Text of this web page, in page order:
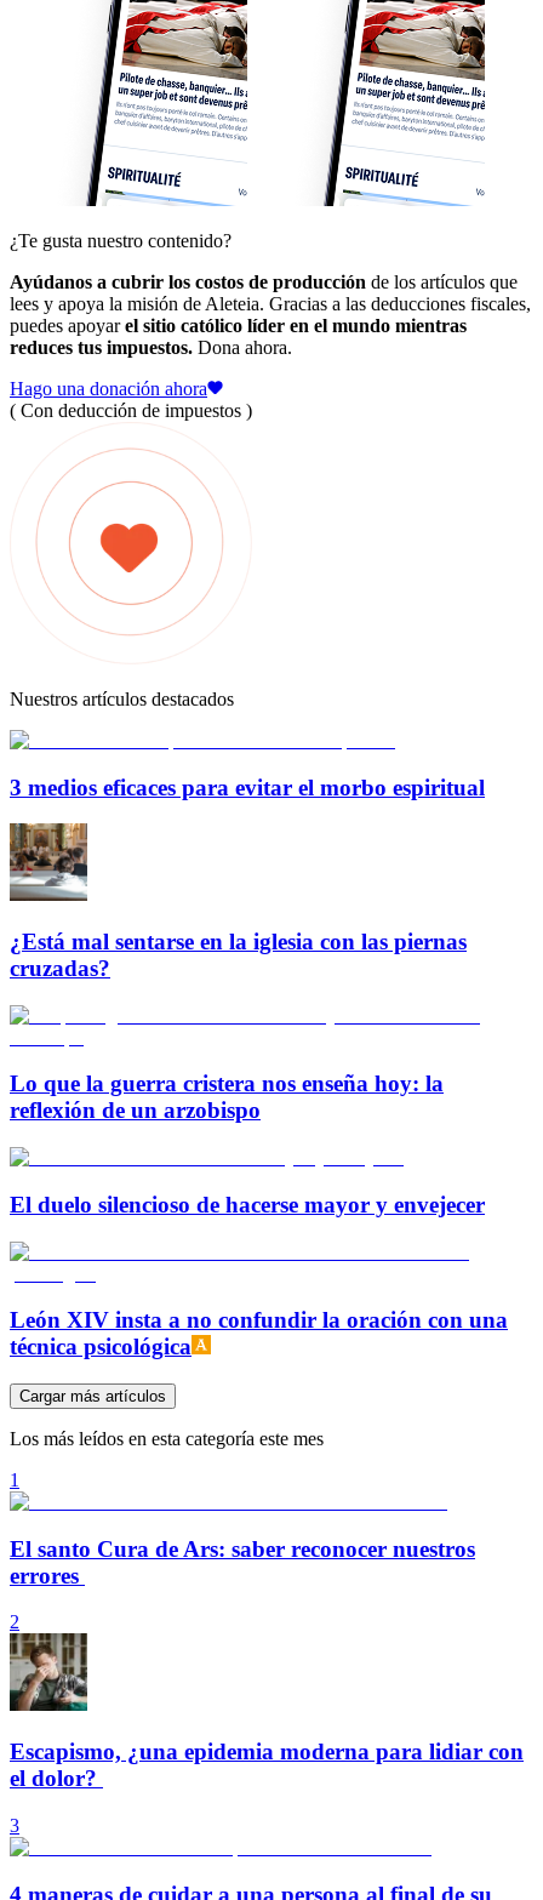
¿Te gusta nuestro contenido?
Ayúdanos a cubrir los costos de producción de los artículos que
lees y apoya la misión de Aleteia. Gracias a las deducciones fiscales,
puedes apoyarel sitio católico líder en el mundo mientras
reduces tus impuestos. Dona ahora.
Hago una donación ahora
( Con deducción de impuestos )
Nuestros artículos destacados
3 medios eficaces para evitar el morbo espiritual
¿Está mal sentarse en la iglesia con las piernas
cruzadas?
Lo que la guerra cristera nos enseña hoy: la
reflexión de un arzobispo
El duelo silencioso de hacerse mayor y envejecer
León XIV insta a no confundir la oración con una
técnica psicológica
Cargar más artículos
Los más leídos en esta categoría este mes
1
El santo Cura de Ars: saber reconocer nuestros
errores
2
Escapismo, ¿una epidemia moderna para lidiar con
el dolor?
3
4 maneras de cuidar a una persona al final de su